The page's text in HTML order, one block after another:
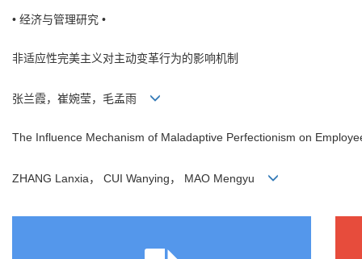
• 经济与管理研究 •
非适应性完美主义对主动变革行为的影响机制
张兰霞，崔婉莹，毛孟雨
The Influence Mechanism of Maladaptive Perfectionism on
ZHANG Lanxia， CUI Wanying， MAO Mengyu